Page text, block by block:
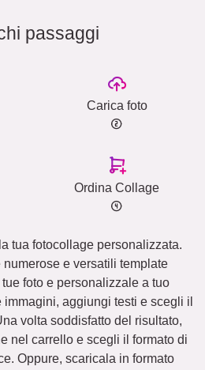
passaggi
Carica foto
Ordina Collage
tua fotocollage personalizzata.
e versatili template
foto e personalizzale a tuo
aggiungi testi e scegli il
volta soddisfatto del risultato,
nel carrello e scegli il formato di
Oppure, scaricala in formato